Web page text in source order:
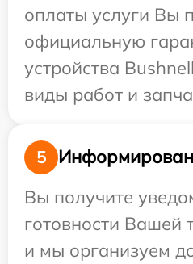
оплаты услуги Вы
официальную
устройства
виды работ и
5
Вы получите
готовности Вашей
и мы организуем